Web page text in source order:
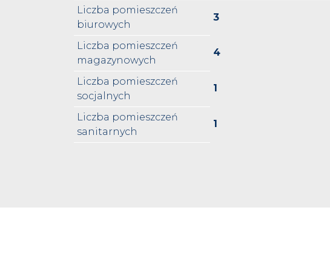
Liczba pomieszczeń
biurowych
3
Liczba pomieszczeń
magazynowych
4
Liczba pomieszczeń
socjalnych
1
Liczba pomieszczeń
sanitarnych
1